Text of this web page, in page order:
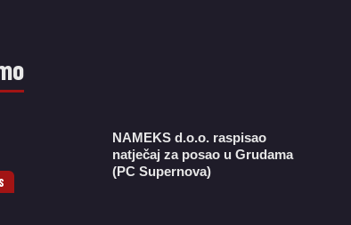
NAMEKS d.o.o. raspisao
natječaj za posao u Grudama
(PC Supernova)